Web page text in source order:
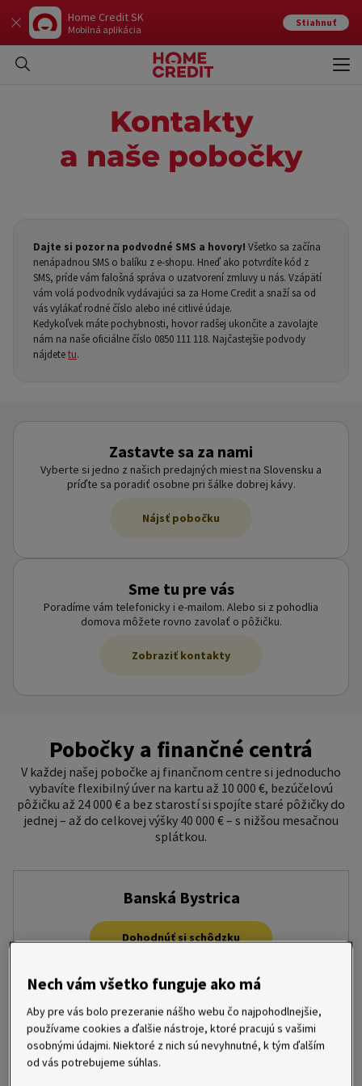
Home Credit SK
Mobilná aplikácia
Stiahnuť
Kontakty
a naše pobočky
Dajte si pozor na podvodné SMS a hovory! Všetko sa začína
nenápadnou SMS o balíku z e-shopu. Hneď ako potvrdíte kód z
SMS, príde vám falošná správa o uzatvorení zmluvy u nás. Vzápätí
vám volá podvodník vydávajúci sa za Home Credit a snaží sa od
vás vylákať rodné číslo alebo iné citlivé údaje.
Kedykoľvek máte pochybnosti, hovor radšej ukončite a zavolajte
nám na naše oficiálne číslo 0850 111 118. Najčastejšie podvody
nájdetetu.
Zastavte sa za nami
Vyberte si jedno z našich predajných miest na Slovensku a
príďte sa poradiť osobne pri šálke dobrej kávy.
Nájsť pobočku
Sme tu pre vás
Poradíme vám telefonicky i e-mailom. Alebo si z pohodlia
domova môžete rovno zavolať o pôžičku.
Zobraziť kontakty
Pobočky a finančné centrá
V každej našej pobočke aj finančnom centre si jednoducho
vybavíte flexibilný úver na kartu až 10 000 €, bezúčelovú
pôžičku až 24 000 € a bez starostí si spojíte staré pôžičky do
jednej – až do celkovej výšky 40 000 € – s nižšou mesačnou
splátkou.
Banská Bystrica
Detail
Dohodnúť si schôdzku
SC Point, Vajanského Námestie 15299/7, Banská Bystrica, 974
01
po – ne, 9:00 – 20:00 hod.
banska.bystrica@homecredit.sk
Bratislava
Dohodnúť si schôdzku
Nech vám všetko funguje ako má
Aby pre vás bolo prezeranie nášho webu čo najpohodlnejšie,
používame cookies a ďalšie nástroje, ktoré pracujú s vašimi
osobnými údajmi. Niektoré z nich sú nevyhnutné, k tým ďalším
od vás potrebujeme súhlas.